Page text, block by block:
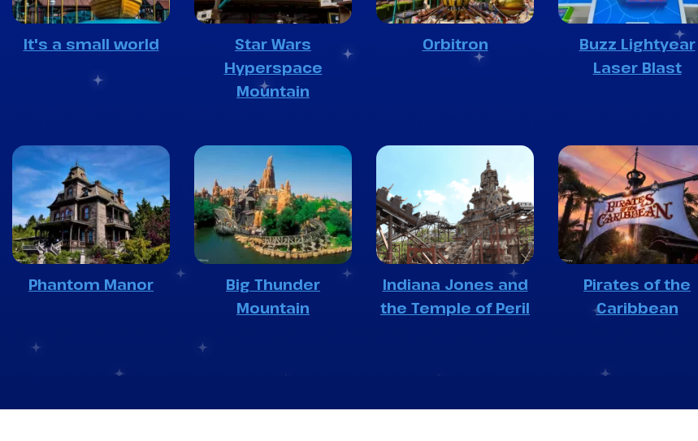
It's a small world
Star Wars
Hyperspace
Mountain
Orbitron
Buzz Lightyear
Laser Blast
Phantom Manor
Big Thunder
Mountain
Indiana Jones and
the Temple of Peril
Pirates of the
Caribbean